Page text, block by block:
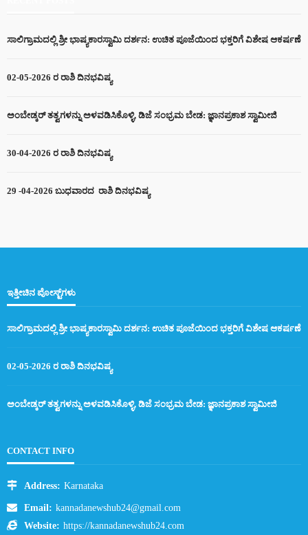
ಸಾಲಿಗ್ರಾಮದಲ್ಲಿ ಶ್ರೀ ಭಾಷ್ಯಕಾರಸ್ವಾಮಿ ದರ್ಶನ: ಉಚಿತ ಪೂಜೆಯಿಂದ ಭಕ್ತರಿಗೆ ವಿಶೇಷ ಆಕರ್ಷಣೆ
02-05-2026 ರ ರಾಶಿ ದಿನಭವಿಷ್ಯ
ಅಂಬೇಡ್ಕರ್ ತತ್ವಗಳನ್ನು ಅಳವಡಿಸಿಕೊಳ್ಳಿ, ಡಿಜೆ ಸಂಭ್ರಮ ಬೇಡ: ಜ್ಞಾನಪ್ರಕಾಶ ಸ್ವಾಮೀಜಿ
30-04-2026 ರ ರಾಶಿ ದಿನಭವಿಷ್ಯ
29 -04-2026 ಬುಧವಾರದ ರಾಶಿ ದಿನಭವಿಷ್ಯ
ಇತ್ತೀಚಿನ ಪೋಸ್ಟ್‌ಗಳು
ಸಾಲಿಗ್ರಾಮದಲ್ಲಿ ಶ್ರೀ ಭಾಷ್ಯಕಾರಸ್ವಾಮಿ ದರ್ಶನ: ಉಚಿತ ಪೂಜೆಯಿಂದ ಭಕ್ತರಿಗೆ ವಿಶೇಷ ಆಕರ್ಷಣೆ
02-05-2026 ರ ರಾಶಿ ದಿನಭವಿಷ್ಯ
ಅಂಬೇಡ್ಕರ್ ತತ್ವಗಳನ್ನು ಅಳವಡಿಸಿಕೊಳ್ಳಿ, ಡಿಜೆ ಸಂಭ್ರಮ ಬೇಡ: ಜ್ಞಾನಪ್ರಕಾಶ ಸ್ವಾಮೀಜಿ
CONTACT INFO
Address: Karnataka
Email: kannadanewshub24@gmail.com
Website: https://kannadanewshub24.com